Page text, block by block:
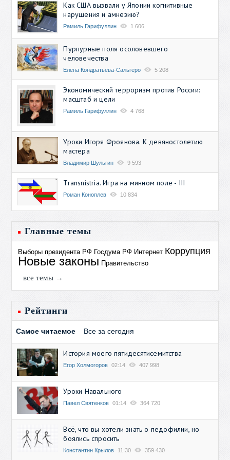
Как США вызвали у Японии когнитивные
нарушения и амнезию?
Рамиль Гарифуллин 1 606
Пурпурные поля осоловевшего
человечества
Елена Кондратьева-Сальгеро 5 208
Экономический терроризм против России:
масштаб и цели
Рамиль Гарифуллин 4 768
Уроки Игоря Фроянова. К девяностолетию
мастера
Владимир Шульгин 9 593
Transnistria. Игра на минном поле - III
Роман Коноплев 10 834
Главные темы
Выборы президента РФ Госдума РФ Интернет Коррупция
Новые законы Правительство
все темы →
Рейтинги
Самое читаемое Все за сегодня
История моего пятидесятисемитства
Егор Холмогоров 02:14 407 998
Уроки Навального
Павел Святенков 01:14 364 720
Всё, что вы хотели знать о педофилии, но
боялись спросить
Константин Крылов 11:30 359 430